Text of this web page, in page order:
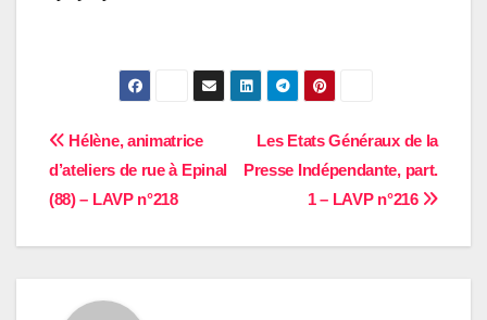
Navigation
de
l’article
Les Etats Généraux de la
Presse Indépendante, part.
1 – LAVP n°216
Hélène, animatrice
d’ateliers de rue à Epinal
(88) – LAVP n°218